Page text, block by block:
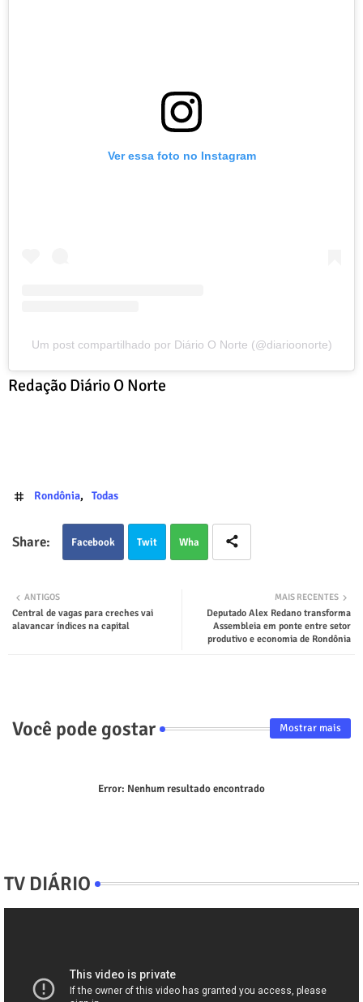
Ver essa foto no Instagram
Um post compartilhado por Diário O Norte (@diarioonorte)
Redação Diário O Norte
Rondônia Todas
Facebook Twit Wha
MAIS RECENTES
Deputado Alex Redano transforma
Assembleia em ponte entre setor
produtivo e economia de Rondônia
ANTIGOS
Central de vagas para creches vai
alavancar índices na capital
Você pode gostar Mostrar mais
Error: Nenhum resultado encontrado
TV DIÁRIO